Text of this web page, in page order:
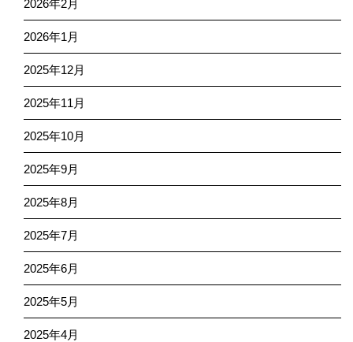
2026年2月
2026年1月
2025年12月
2025年11月
2025年10月
2025年9月
2025年8月
2025年7月
2025年6月
2025年5月
2025年4月